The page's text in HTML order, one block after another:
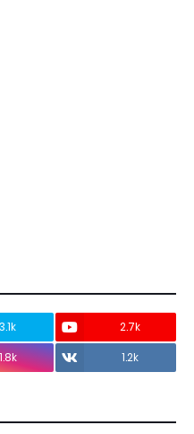
3.1k
2.7k
1.2k